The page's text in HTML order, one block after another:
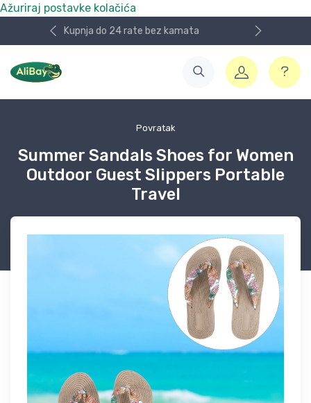
Ažuriraj postavke kolačića
Nismo više e.Bay.hr. Postali smo AliBay!
Povratak
Summer Sandals Shoes for Women
Outdoor Guest Slippers Portable
Travel